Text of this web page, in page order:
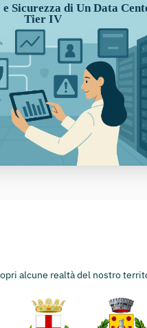
Sicurezza di Un Data
Tier IV
alcune realtà del nostro